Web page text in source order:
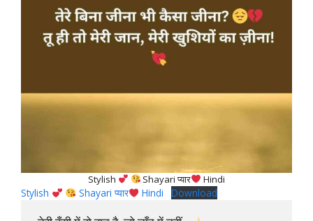
Stylish Shayari प्यार Hindi
Stylish Shayari प्यार Hindi Download